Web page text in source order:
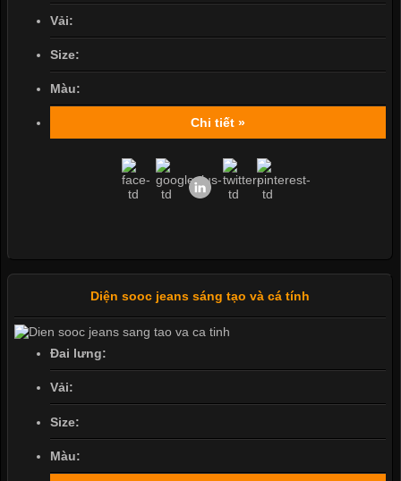
Vải:
Size:
Màu:
Chi tiết »
Diện sooc jeans sáng tạo và cá tính
Đai lưng:
Vải:
Size:
Màu: